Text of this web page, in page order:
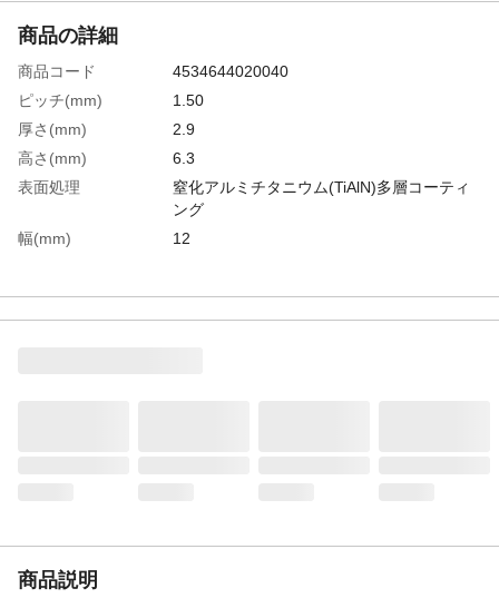
商品の詳細
商品コード
4534644020040
ピッチ(mm)
1.50
厚さ(mm)
2.9
高さ(mm)
6.3
表面処理
窒化アルミチタニウム(TiAlN)多層コーティ
ング
幅(mm)
12
重さ
2.000G
材質1
超微粒子超硬
商品説明